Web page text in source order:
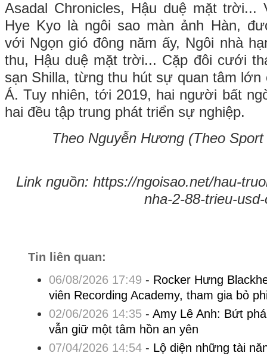
Asadal Chronicles, Hậu duệ mặt
Hye Kyo là ngôi sao màn ảnh Hàn,
với Ngọn gió đông năm ấy, Ngôi nhà
thu, Hậu duệ mặt trời... Cặp đôi cưới
sạn Shilla, từng thu hút sự quan tâm lớn
Á. Tuy nhiên, tới 2019, hai người bất
hai đều tập trung phát triển sự nghiệp.
Theo Nguyễn Hương (Theo
Link nguồn: https://ngoisao.net/hau-
nha-2-88-trieu-
Tin liên quan:
06/08/2026 17:49 - Rocker Hưng
viên Recording Academy, tham gia bỏ
02/06/2026 14:35- Amy Lê Anh: Bứt
vẫn giữ một tâm hồn an yên
07/04/2026 14:54- Lộ diện những tài